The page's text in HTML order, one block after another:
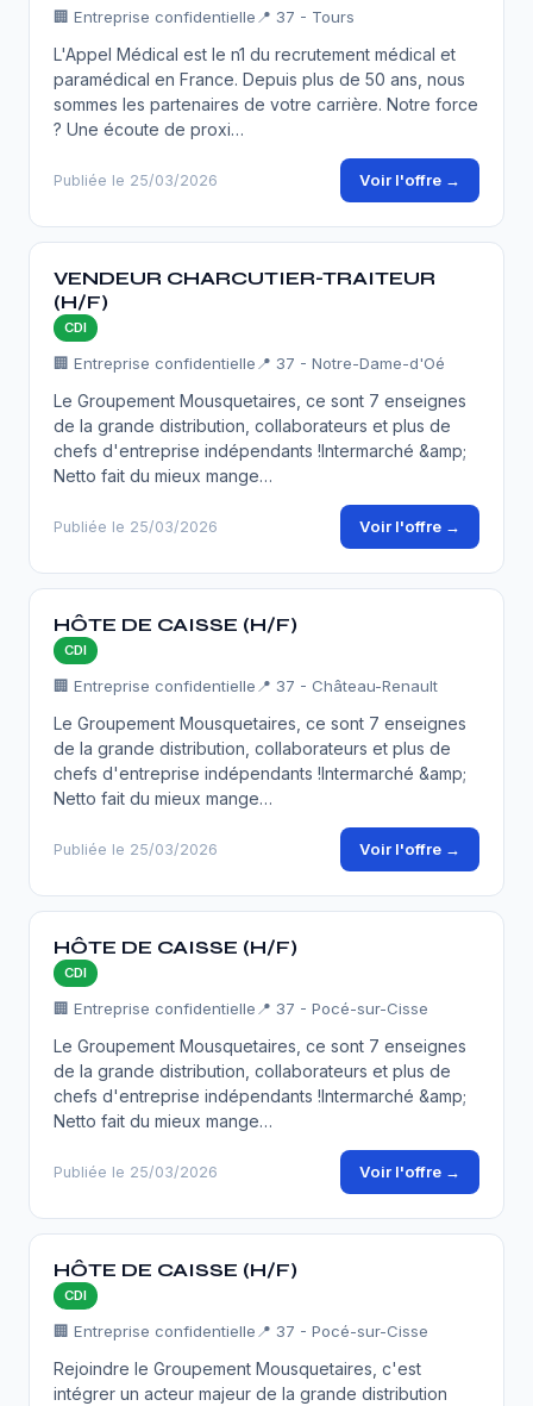
🏢 Entreprise confidentielle 📍 37 - Tours
L'Appel Médical est le n1 du recrutement médical et
paramédical en France. Depuis plus de 50 ans, nous
sommes les partenaires de votre carrière. Notre force
? Une écoute de proxi…
Publiée le 25/03/2026 Voir l'offre →
VENDEUR CHARCUTIER-TRAITEUR
(H/F)
CDI
🏢 Entreprise confidentielle 📍 37 - Notre-Dame-d'Oé
Le Groupement Mousquetaires, ce sont 7 enseignes
de la grande distribution, collaborateurs et plus de
chefs d'entreprise indépendants !Intermarché &amp;
Netto fait du mieux mange…
Publiée le 25/03/2026 Voir l'offre →
HÔTE DE CAISSE (H/F)
CDI
🏢 Entreprise confidentielle 📍 37 - Château-Renault
Le Groupement Mousquetaires, ce sont 7 enseignes
de la grande distribution, collaborateurs et plus de
chefs d'entreprise indépendants !Intermarché &amp;
Netto fait du mieux mange…
Publiée le 25/03/2026 Voir l'offre →
HÔTE DE CAISSE (H/F)
CDI
🏢 Entreprise confidentielle 📍 37 - Pocé-sur-Cisse
Le Groupement Mousquetaires, ce sont 7 enseignes
de la grande distribution, collaborateurs et plus de
chefs d'entreprise indépendants !Intermarché &amp;
Netto fait du mieux mange…
Publiée le 25/03/2026 Voir l'offre →
HÔTE DE CAISSE (H/F)
CDI
🏢 Entreprise confidentielle 📍 37 - Pocé-sur-Cisse
Rejoindre le Groupement Mousquetaires, c'est
intégrer un acteur majeur de la grande distribution